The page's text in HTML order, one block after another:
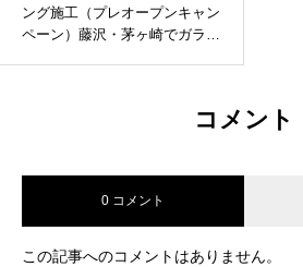
ング施工（プレオープンキャン
ペーン）藤沢・茅ヶ崎でガラス
コメント
0 コメント
この記事へのコメントはありません。